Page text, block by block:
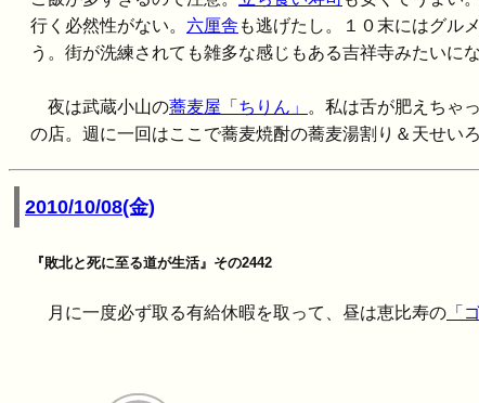
行く必然性がない。 六厘舎 も逃げたし。１０末にはグル
う。街が洗練されても雑多な感じもある吉祥寺みたいに
夜は武蔵小山の蕎麦屋「ちりん」
。私は舌が肥えちゃ
の店。週に一回はここで蕎麦焼酎の蕎麦湯割り＆天せいろ
2010/10/08(金)
『敗北と死に至る道が生活』その2442
月に一度必ず取る有給休暇を取って、昼は恵比寿の 「